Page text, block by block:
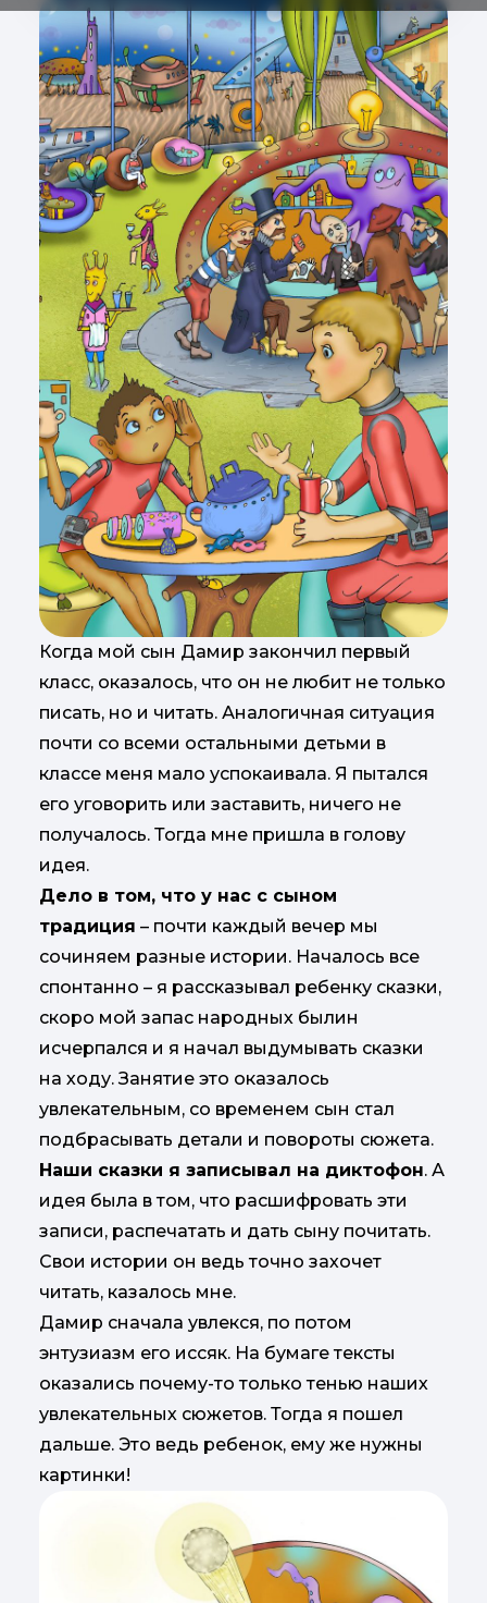
Когда мой сын Дамир закончил первый
класс, оказалось, что он не любит не только
писать, но и читать. Аналогичная ситуация
почти со всеми остальными детьми в
классе меня мало успокаивала. Я пытался
его уговорить или заставить, ничего не
получалось. Тогда мне пришла в голову
идея.
Дело в том, что у нас с сыном
традиция – почти каждый вечер мы
сочиняем разные истории. Началось все
спонтанно – я рассказывал ребенку сказки,
скоро мой запас народных былин
исчерпался и я начал выдумывать сказки
на ходу. Занятие это оказалось
увлекательным, со временем сын стал
подбрасывать детали и повороты сюжета.
Наши сказки я записывал на диктофон. А
идея была в том, что расшифровать эти
записи, распечатать и дать сыну почитать.
Свои истории он ведь точно захочет
читать, казалось мне.
Дамир сначала увлекся, по потом
энтузиазм его иссяк. На бумаге тексты
оказались почему-то только тенью наших
увлекательных сюжетов. Тогда я пошел
дальше. Это ведь ребенок, ему же нужны
картинки!